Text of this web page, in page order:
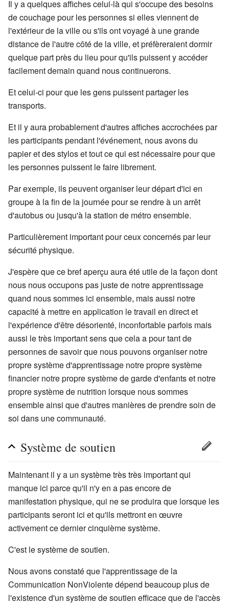
Il y a quelques affiches celui-là qui s'occupe des besoins
de couchage pour les personnes si elles viennent de
l'extérieur de la ville ou s'ils ont voyagé à une grande
distance de l'autre côté de la ville, et préfèreraient dormir
quelque part près du lieu pour qu'ils puissent y accéder
facilement demain quand nous continuerons.
Et celui-ci pour que les gens puissent partager les
transports.
Et il y aura probablement d'autres affiches accrochées par
les participants pendant l'événement, nous avons du
papier et des stylos et tout ce qui est nécessaire pour que
les personnes puissent le faire librement.
Par exemple, ils peuvent organiser leur départ d'ici en
groupe à la fin de la journée pour se rendre à un arrêt
d'autobus ou jusqu'à la station de métro ensemble.
Particulièrement important pour ceux concernés par leur
sécurité physique.
J'espère que ce bref aperçu aura été utile de la façon dont
nous nous occupons pas juste de notre apprentissage
quand nous sommes ici ensemble, mais aussi notre
capacité à mettre en application le travail en direct et
l'expérience d'être désorienté, inconfortable parfois mais
aussi le très important sens que cela a pour tant de
personnes de savoir que nous pouvons organiser notre
propre système d'apprentissage notre propre système
financier notre propre système de garde d'enfants et notre
propre système de nutrition lorsque nous sommes
ensemble ainsi que d'autres manières de prendre soin de
soi dans une communauté.
Système de soutien
Maintenant il y a un système très très important qui
manque ici parce qu'il n'y en a pas encore de
manifestation physique, qui ne se produira que lorsque les
participants seront ici et qu'ils mettront en œuvre
activement ce dernier cinquième système.
C'est le système de soutien.
Nous avons constaté que l'apprentissage de la
Communication NonViolente dépend beaucoup plus de
l'existence d'un système de soutien efficace que de l'accès